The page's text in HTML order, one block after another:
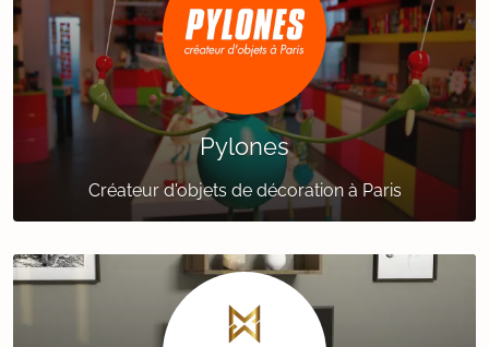
Pylones
Créateur d'objets de décoration à Paris